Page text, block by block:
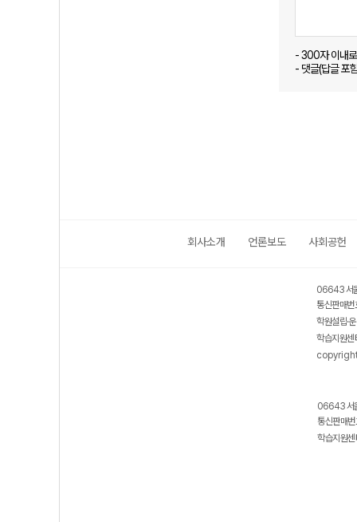
- 300자 이내
- 댓글(답글 포
회사소개 언론보도 사회공헌
06643 서
통신판매
학원설립·
학습지원
06643 서
통신판매
학습지원